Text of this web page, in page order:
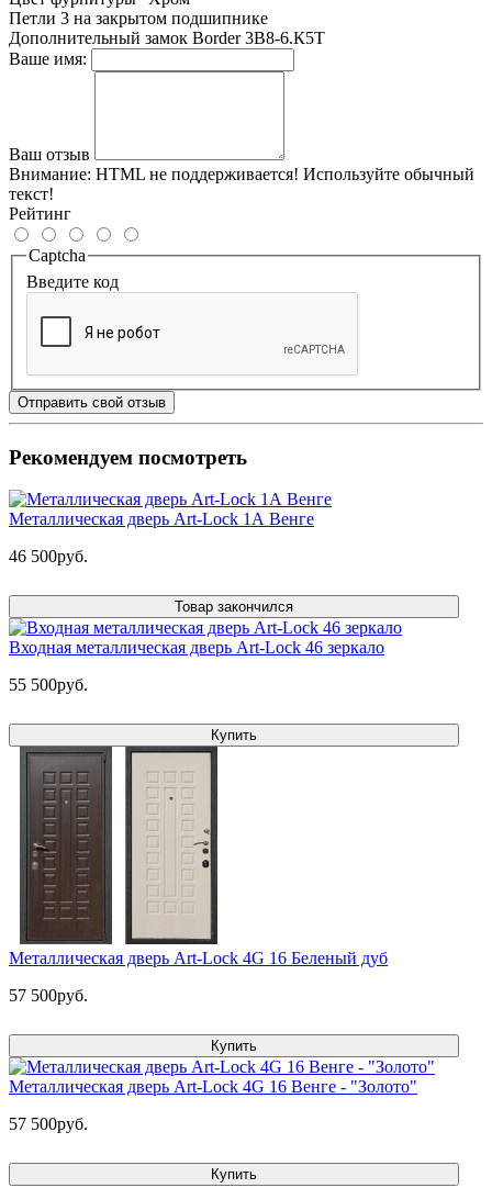
Петли 3 на закрытом подшипнике
Дополнительный замок Border 3В8-6.К5Т
Ваше имя:
Ваш отзыв
Внимание: HTML не поддерживается! Используйте обычный
текст!
Рейтинг
Captcha
Введите код
Отправить свой отзыв
Рекомендуем посмотреть
Металлическая дверь Art-Lock 1А Венге
46 500руб.
Товар закончился
Входная металлическая дверь Art-Lock 46 зеркало
55 500руб.
Купить
Металлическая дверь Art-Lock 4G 16 Беленый дуб
57 500руб.
Купить
Металлическая дверь Art-Lock 4G 16 Венге - "Золото"
57 500руб.
Купить